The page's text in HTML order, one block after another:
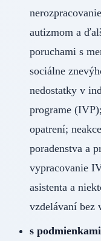
autizmom a
poruchami s
sociálne
nedostatky v
programe
opatrení;
poradenstva a
vypracovanie
asistenta a
vzdelávaní bez
s